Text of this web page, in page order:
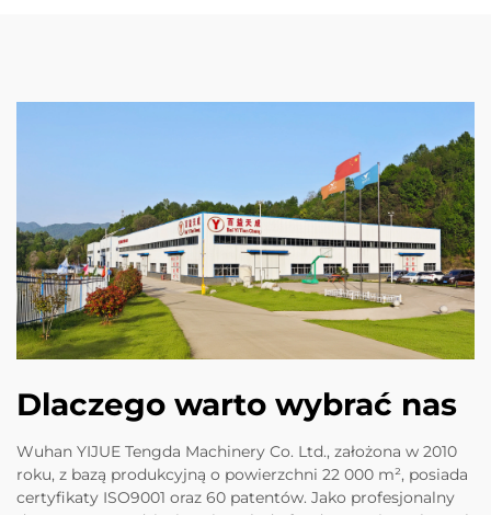
Dlaczego warto wybrać nas
Wuhan YIJUE Tengda Machinery Co. Ltd., założona w 2010
roku, z bazą produkcyjną o powierzchni 22 000 m², posiada
certyfikaty ISO9001 oraz 60 patentów. Jako profesjonalny